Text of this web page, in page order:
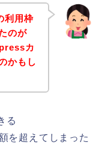
利用枠
のが
カ
かもし
る
を超えてしまった